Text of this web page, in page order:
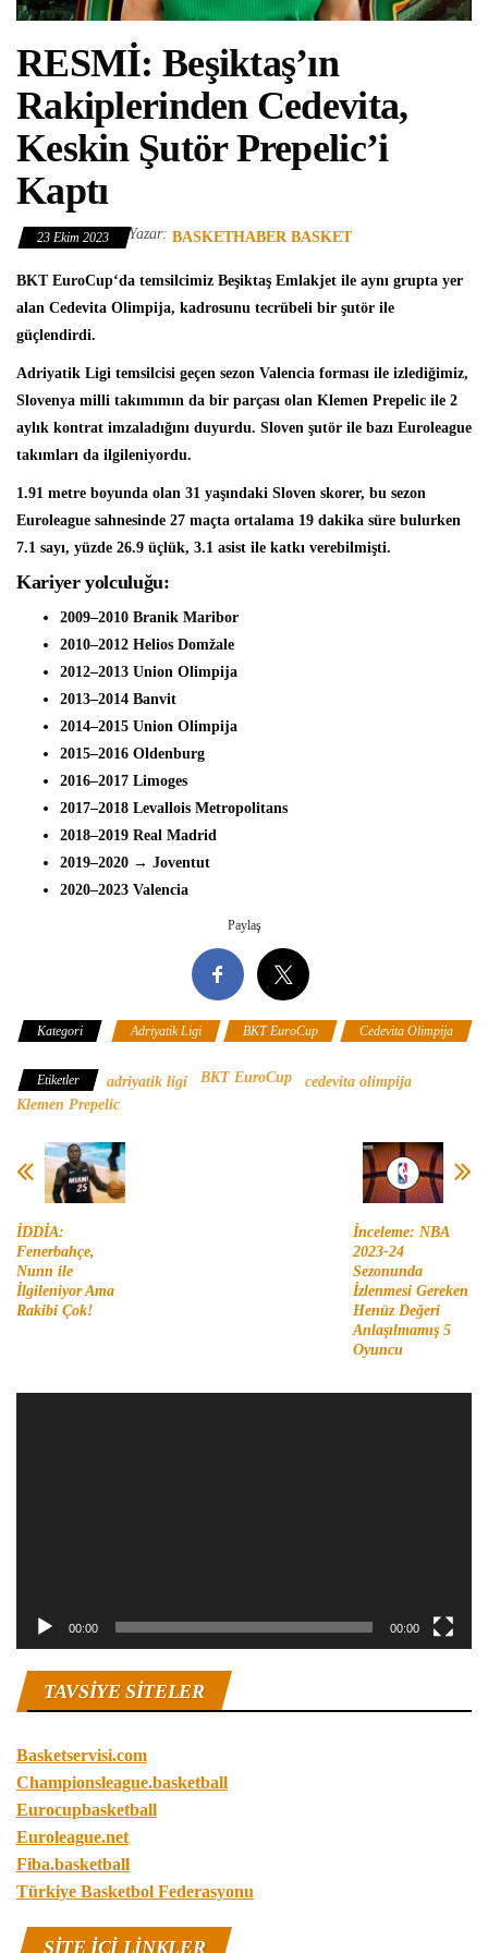
RESMİ: Beşiktaş’ın
Rakiplerinden Cedevita,
Keskin Şutör Prepelic’i
Kaptı
23 Ekim 2023 Yazar: BASKETHABER BASKET
BKT EuroCup‘da temsilcimiz Beşiktaş Emlakjet ile aynı grupta yer
alan Cedevita Olimpija, kadrosunu tecrübeli bir şutör ile
güçlendirdi.
Adriyatik Ligi temsilcisi geçen sezon Valencia forması ile izlediğimiz,
Slovenya milli takımımın da bir parçası olan Klemen Prepelic ile 2
aylık kontrat imzaladığını duyurdu. Sloven şutör ile bazı Euroleague
takımları da ilgileniyordu.
1.91 metre boyunda olan 31 yaşındaki Sloven skorer, bu sezon
Euroleague sahnesinde 27 maçta ortalama 19 dakika süre bulurken
7.1 sayı, yüzde 26.9 üçlük, 3.1 asist ile katkı verebilmişti.
Kariyer yolculuğu:
2009–2010 Branik Maribor
2010–2012 Helios Domžale
2012–2013 Union Olimpija
2013–2014 Banvit
2014–2015 Union Olimpija
2015–2016 Oldenburg
2016–2017 Limoges
2017–2018 Levallois Metropolitans
2018–2019 Real Madrid
2019–2020 → Joventut
2020–2023 Valencia
Paylaş
Kategori Adriyatik Ligi BKT EuroCup Cedevita Olimpija
Etiketler adriyatik ligi BKT EuroCup
cedevita olimpija
Klemen Prepelic
İDDİA:
Fenerbahçe,
Nunn ile
İlgileniyor Ama
Rakibi Çok!
İnceleme: NBA
2023-24
Sezonunda
İzlenmesi Gereken
Henüz Değeri
Anlaşılmamış 5
Oyuncu
00:00 00:00
TAVSIYE SITELER
Basketservisi.com
Championsleague.basketball
Eurocupbasketball
Euroleague.net
Fiba.basketball
Türkiye Basketbol Federasyonu
SITE IÇI LINKLER